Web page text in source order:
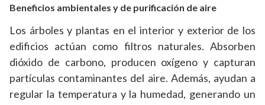
Beneficios ambientales y de purificación de aire
Los árboles y plantas en el interior y exterior de los
edificios actúan como filtros naturales. Absorben
dióxido de carbono, producen oxígeno y capturan
partículas contaminantes del aire. Además, ayudan a
regular la temperatura y la humedad, generando un